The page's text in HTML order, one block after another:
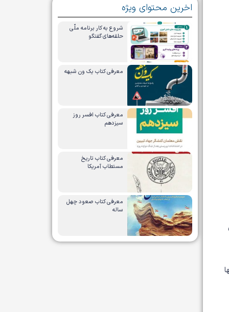
اخرین محتوای ویژه
شروع به کار برنامه ملّی
حلقه‌های گفتگو
معرفی کتاب یک ون شبهه
معرفی کتاب افسر روز
سیزدهم
معرفی کتاب تاریخ
مستطاب آمریکا
معرفی کتاب صعود چهل
ساله